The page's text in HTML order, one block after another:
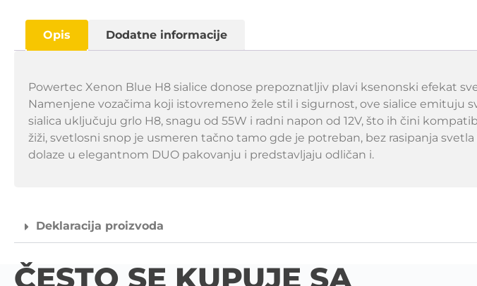
Opis Dodatne informacije
Powertec Xenon Blue H8 sialice donose prepoznatljiv plavi ksenonski efekat
Namenjene vozačima koji istovremeno žele stil i sigurnost, ove sialice emituju
sialica uključuju grlo H8, snagu od 55W i radni napon od 12V, što ih čini
žiži, svetlosni snop je usmeren tačno tamo gde je potreban, bez rasipanja
dolaze u elegantnom DUO pakovanju i predstavljaju odličan i.
Deklaracija proizvoda
ČESTO SE KUPUJE SA